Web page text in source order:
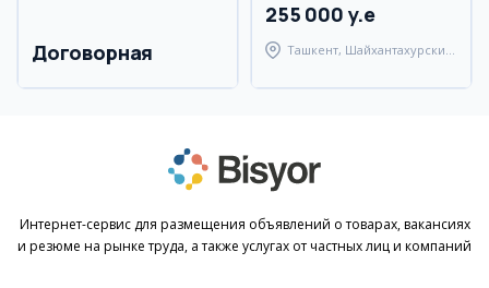
Договорная
255 000 y.e
Ташкент, Шайхантахурский
Интернет-сервис для размещения объявлений о товарах, вакансиях
и резюме на рынке труда, а также услугах от частных лиц и компаний